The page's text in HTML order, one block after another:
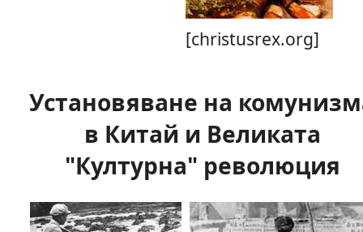
[christusrex.org]
Установяване на
в Китай и Великата
"Културна" революция